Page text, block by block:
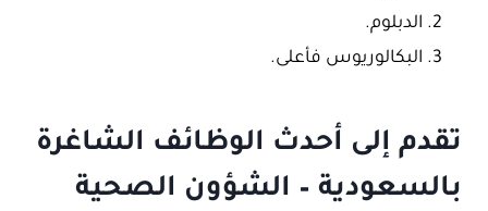
الدبلوم.
البكالوريوس فأعلى.
تقدم إلى أحدث الوظائف الشاغرة
بالسعودية – الشؤون الصحية